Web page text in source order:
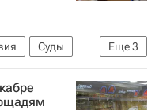
Еще3
Суды
Массовые звонки о "минировании" зданий в России